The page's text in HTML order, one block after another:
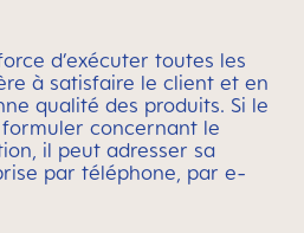
d’exécuter toutes les
à satisfaire le client et en
qualité des produits. Si le
concernant le
il peut adresser sa
par téléphone, par e-